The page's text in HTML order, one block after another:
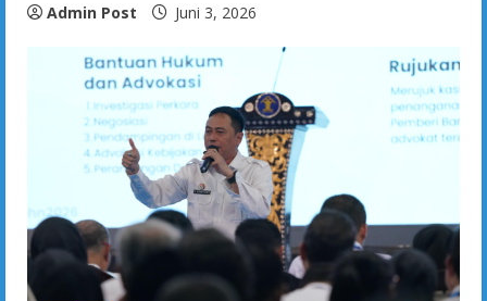
Admin Post Juni 3, 2026